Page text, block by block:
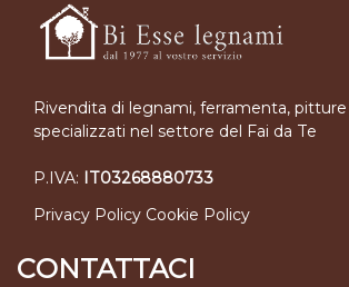
Rivendita di legnami, ferramenta, pitture
specializzati nel settore del Fai da Te
P.IVA: IT03268880733
Privacy Policy Cookie Policy
CONTATTACI